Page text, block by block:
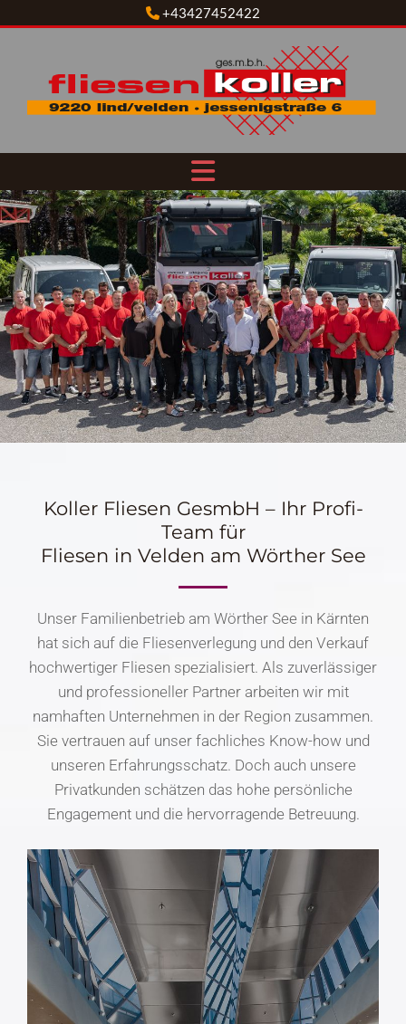
 +43427452422
Koller Fliesen GesmbH – Ihr Profi-
Team für
Fliesen in Velden am Wörther See
Unser Familienbetrieb am Wörther See in Kärnten
hat sich auf die Fliesenverlegung und den Verkauf
hochwertiger Fliesen spezialisiert. Als zuverlässiger
und professioneller Partner arbeiten wir mit
namhaften Unternehmen in der Region zusammen.
Sie vertrauen auf unser fachliches Know-how und
unseren Erfahrungsschatz. Doch auch unsere
Privatkunden schätzen das hohe persönliche
Engagement und die hervorragende Betreuung.